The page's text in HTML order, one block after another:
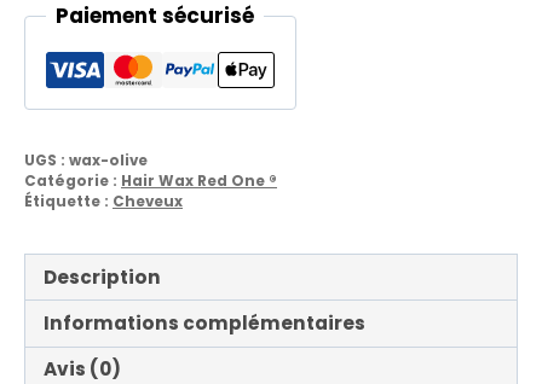
Aqua
Hair
Wax
Paiement sécurisé
UGS : wax-olive
Catégorie : Hair Wax Red One ®
Étiquette : Cheveux
Description
Informations complémentaires
Avis (0)